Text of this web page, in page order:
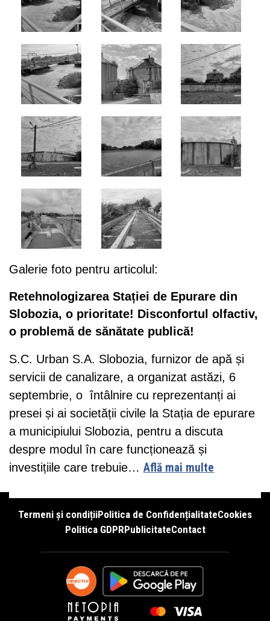
Galerie foto pentru articolul:
Retehnologizarea Stației de Epurare din
Slobozia, o prioritate! Disconfortul olfactiv,
o problemă de sănătate publică!
S.C. Urban S.A. Slobozia, furnizor de apă și
servicii de canalizare, a organizat astăzi, 6
septembrie, o întâlnire cu reprezentanți ai
presei și ai societății civile la Stația de epurare
a municipiului Slobozia, pentru a discuta
despre modul în care funcționează și
investițiile care trebuie… Află mai multe
Termeni și condițiiPolitica de ConfidențialitateCookies
Politica GDPRPublicitateContact